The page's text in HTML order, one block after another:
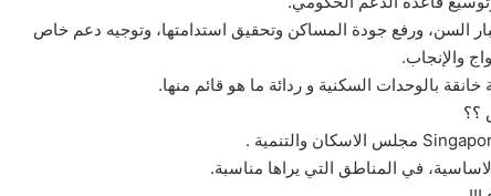
السن، ورفع جودة المساكن وتحقيق استدامتها، وتوجيه دعم خاص
والإنجاب.
بالوحدات السكنية و ردائة ما هو قائم منها.
؟؟
في المناطق التي يراها مناسبة.